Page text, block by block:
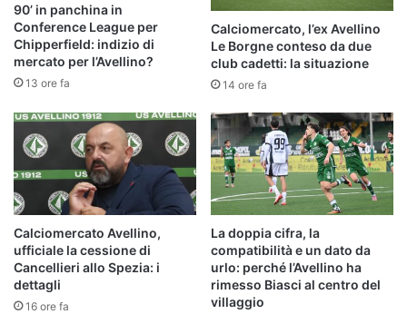
90’ in panchina in
Conference League per
Chipperfield: indizio di
mercato per l’Avellino?
13 ore fa
Calciomercato, l’ex Avellino
Le Borgne conteso da due
club cadetti: la situazione
14 ore fa
Calciomercato Avellino,
ufficiale la cessione di
Cancellieri allo Spezia: i
dettagli
16 ore fa
La doppia cifra, la
compatibilità e un dato da
urlo: perché l’Avellino ha
rimesso Biasci al centro del
villaggio